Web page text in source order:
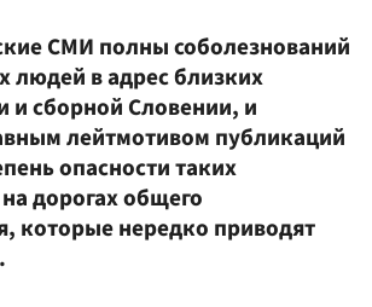
СМИ полны соболезнований
людей в адрес близких
и сборной Словении, и
лейтмотивом публикаций
опасности таких
дорогах общего
которые нередко приводят